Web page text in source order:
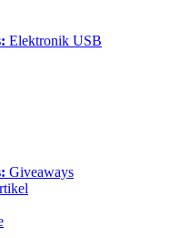
Elektronik USB
Giveaways